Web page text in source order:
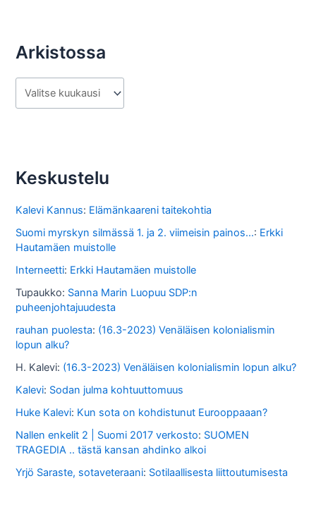
Arkistossa
r
s
o
s
s
a
Keskustelu
Kalevi Kannus: Elämänkaareni taitekohtia
Suomi myrskyn silmässä 1. ja 2. viimeisin painos...: Erkki
Hautamäen muistolle
Interneetti: Erkki Hautamäen muistolle
Tupaukko: Sanna Marin Luopuu SDP:n
puheenjohtajuudesta
rauhan puolesta: (16.3-2023) Venäläisen kolonialismin
lopun alku?
H. Kalevi: (16.3-2023) Venäläisen kolonialismin lopun alku?
Kalevi: Sodan julma kohtuuttomuus
Huke Kalevi: Kun sota on kohdistunut Eurooppaaan?
Nallen enkelit 2 | Suomi 2017 verkosto: SUOMEN
TRAGEDIA .. tästä kansan ahdinko alkoi
Yrjö Saraste, sotaveteraani: Sotilaallisesta liittoutumisesta